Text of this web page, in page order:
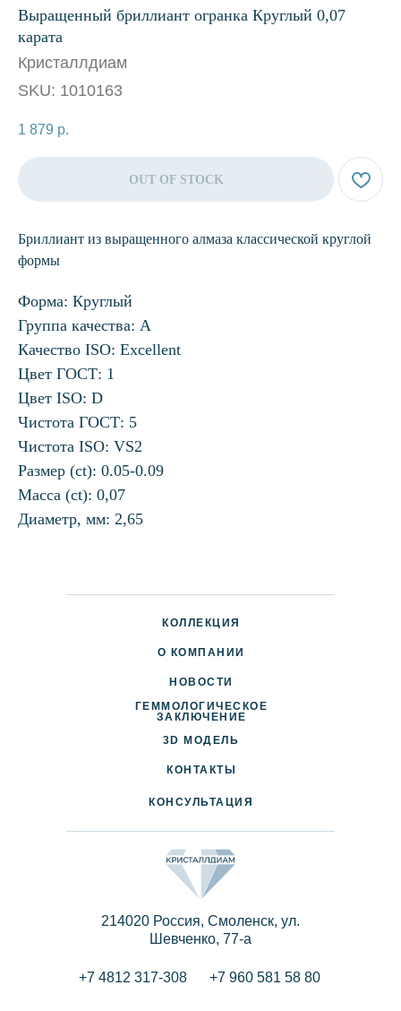
Выращенный бриллиант огранка Круглый 0,07
карата
Кристаллдиам
SKU: 1010163
1 879 р.
OUT OF STOCK
Бриллиант из выращенного алмаза классической круглой
формы
Форма: Круглый
Группа качества: А
Качество ISO: Excellent
Цвет ГОСТ: 1
Цвет ISO: D
Чистота ГОСТ: 5
Чистота ISO: VS2
Размер (ct): 0.05-0.09
Масса (ct): 0,07
Диаметр, мм: 2,65
214020 Россия, Смоленск, ул.
Шевченко, 77-a
+7 4812 317-308 +7 960 581 58 80
КОНТАКТЫ
КОЛЛЕКЦИЯ
НОВОСТИ
О КОМПАНИИ
ДОСТАВКА И ОПЛАТА
ПАРТНЕРАМ
3D МОДЕЛЬ
КОНСУЛЬТАЦИЯ
ГЕММОЛОГИЧЕСКОЕ
ЗАКЛЮЧЕНИЕ